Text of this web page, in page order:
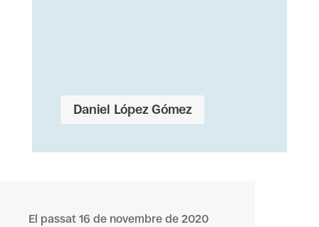
Daniel López Gómez
El passat 16 de novembre de 2020